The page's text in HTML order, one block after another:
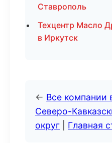
Ставрополь
Техцентр Масло
в Иркутск
← Все компании
Северо-
округ
Главная